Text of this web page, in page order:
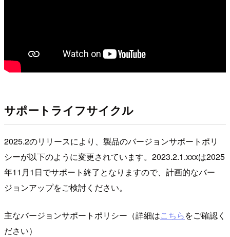
サポートライフサイクル
2025.2のリリースにより、製品のバージョンサポートポリ
シーが以下のように変更されています。2023.2.1.xxxは2025
年11月1日でサポート終了となりますので、計画的なバー
ジョンアップをご検討ください。
主なバージョンサポートポリシー（詳細はこちらをご確認く
ださい）